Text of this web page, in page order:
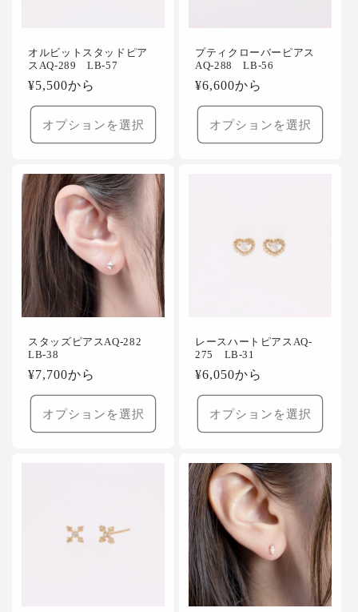
オルビットスタッドピア
スAQ-289 LB-57
通
常
格
¥5,500から
オプションを選択
プティクローバーピアス
AQ-288 LB-56
通
常
格
¥6,600から
オプションを選択
スタッズピアスAQ-282
LB-38
通
常
格
¥7,700から
オプションを選択
レースハートピアスAQ-
275 LB-31
通
常
格
¥6,050から
オプションを選択